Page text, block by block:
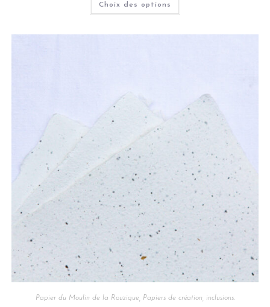
Choix des options
Papier du Moulin de la Rouzique, Papiers de création, inclusions.